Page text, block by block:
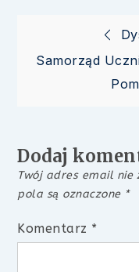
wpisu
Samorząd
Dodaj
Twój adres email nie
pola są oznaczone *
Komentarz *